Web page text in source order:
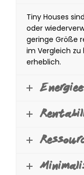
Tiny Houses
oder
geringe Größe
im Vergleich
erheblich.